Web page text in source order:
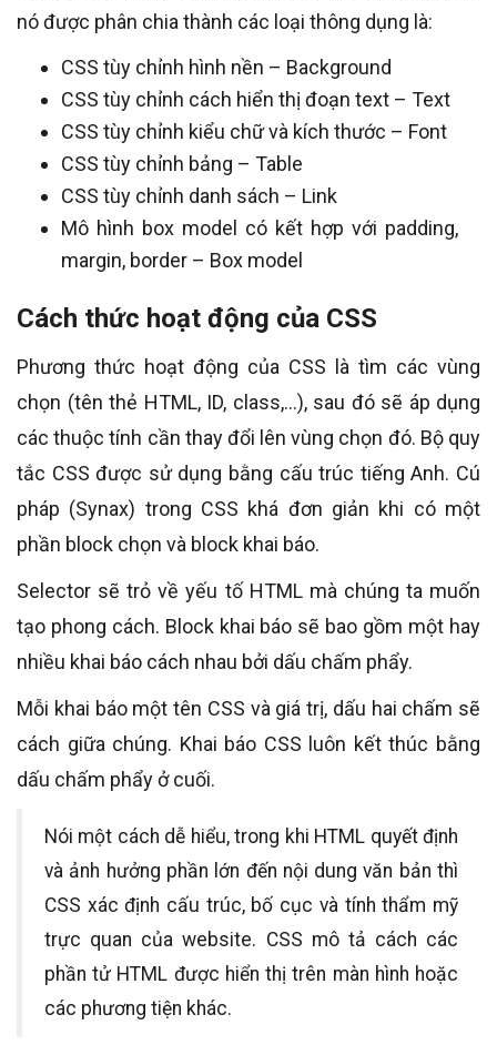
nó được phân chia thành các loại thông dụng là:
CSS tùy chỉnh hình nền – Background
CSS tùy chỉnh cách hiển thị đoạn text – Text
CSS tùy chỉnh kiểu chữ và kích thước – Font
CSS tùy chỉnh bảng – Table
CSS tùy chỉnh danh sách – Link
Mô hình box model có kết hợp với padding,
margin, border – Box model
Cách thức hoạt động của CSS
Phương thức hoạt động của CSS là tìm các vùng
chọn (tên thẻ HTML, ID, class,…), sau đó sẽ áp dụng
các thuộc tính cần thay đổi lên vùng chọn đó. Bộ quy
tắc CSS được sử dụng bằng cấu trúc tiếng Anh. Cú
pháp (Synax) trong CSS khá đơn giản khi có một
phần block chọn và block khai báo.
Selector sẽ trỏ về yếu tố HTML mà chúng ta muốn
tạo phong cách. Block khai báo sẽ bao gồm một hay
nhiều khai báo cách nhau bởi dấu chấm phẩy.
Mỗi khai báo một tên CSS và giá trị, dấu hai chấm sẽ
cách giữa chúng. Khai báo CSS luôn kết thúc bằng
dấu chấm phẩy ở cuối.
Nói một cách dễ hiểu, trong khi HTML quyết định
và ảnh hưởng phần lớn đến nội dung văn bản thì
CSS xác định cấu trúc, bố cục và tính thẩm mỹ
trực quan của website. CSS mô tả cách các
phần tử HTML được hiển thị trên màn hình hoặc
các phương tiện khác.